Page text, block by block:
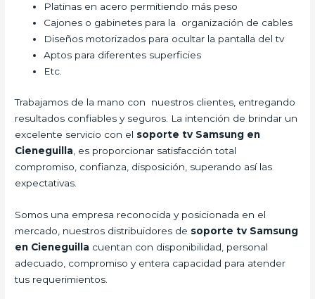
Platinas en acero permitiendo más peso
Cajones o gabinetes para la organización de cables
Diseños motorizados para ocultar la pantalla del tv
Aptos para diferentes superficies
Etc.
Trabajamos de la mano con nuestros clientes, entregando
resultados confiables y seguros. La intención de brindar un
excelente servicio con el soporte tv Samsung en
Cieneguilla , es proporcionar satisfacción total
compromiso, confianza, disposición, superando así las
expectativas.
Somos una empresa reconocida y posicionada en el
mercado, nuestros distribuidores de soporte tv Samsung
en Cieneguilla cuentan con disponibilidad, personal
adecuado, compromiso y entera capacidad para atender
tus requerimientos.